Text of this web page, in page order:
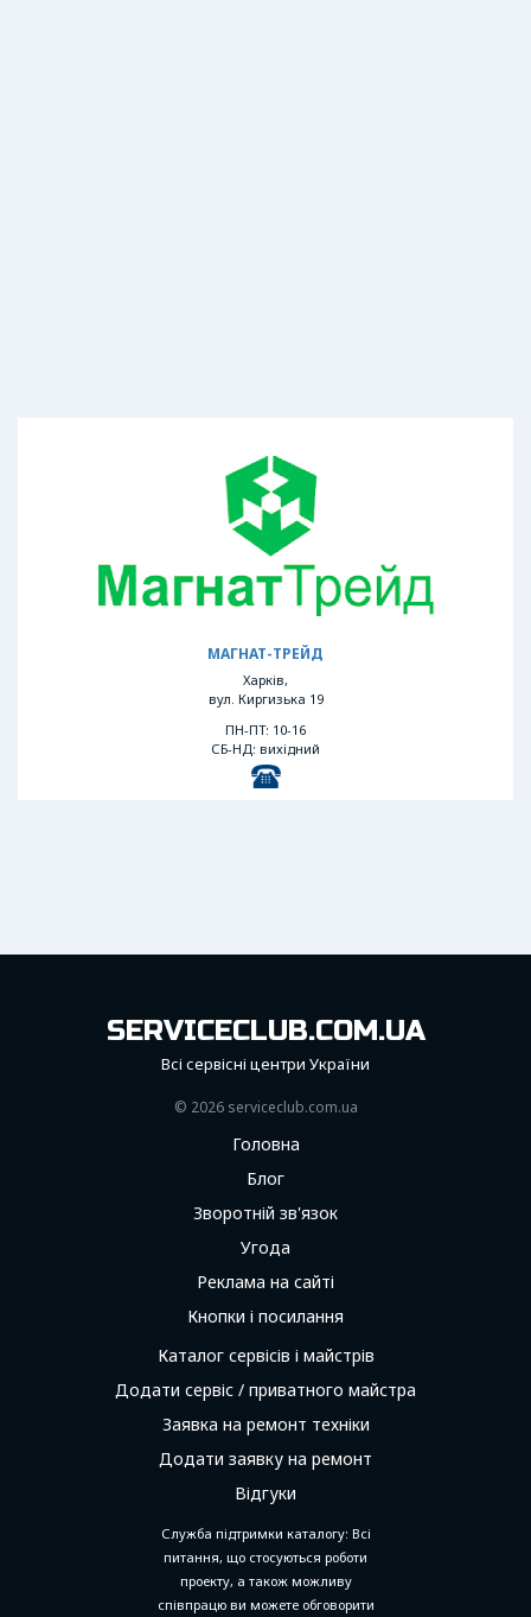
МАГНАТ-ТРЕЙД
Харків,
вул. Киргизька 19
ПН-ПТ: 10-16
СБ-НД: вихідний
SERVICECLUB.COM.UA
Всі сервісні центри України
© 2026 serviceсlub.com.ua
Головна
Блог
Зворотній зв'язок
Угода
Реклама на сайті
Кнопки і посилання
Каталог сервісів і майстрів
Додати сервіс / приватного майстра
Заявка на ремонт техніки
Додати заявку на ремонт
Відгуки
Служба підтримки каталогу: Всі
питання, що стосуються роботи
проекту, а також можливу
співпрацю ви можете обговорити